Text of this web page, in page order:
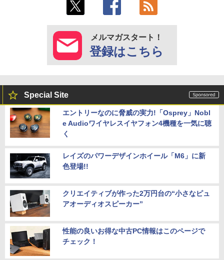
メルマガスタート！
登録はこちら
Special Site
エントリーなのに脅威の実力!「Osprey」Nobl
e Audioワイヤレスイヤフォン4機種を一気に聴
く
レイズのパワーデザインホイール「M6」に新
色登場!!
クリエイティブが作った2万円台の“小さなピュ
アオーディオスピーカー”
性能の良いお得な中古PC情報はこのページで
チェック！